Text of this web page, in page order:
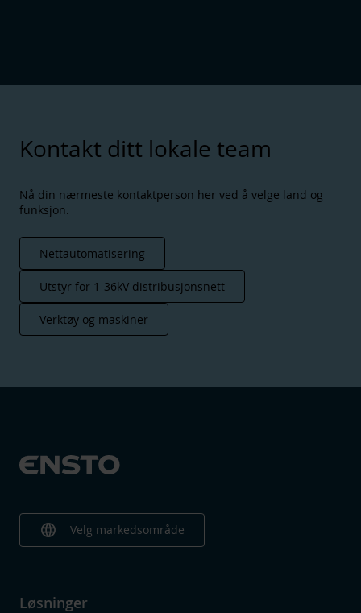
Kontakt ditt lokale team
Nå din nærmeste kontaktperson her ved å velge land og
funksjon.
Nettautomatisering
Utstyr for 1-36kV distribusjonsnett
Verktøy og maskiner
language Velg markedsområde
Løsninger